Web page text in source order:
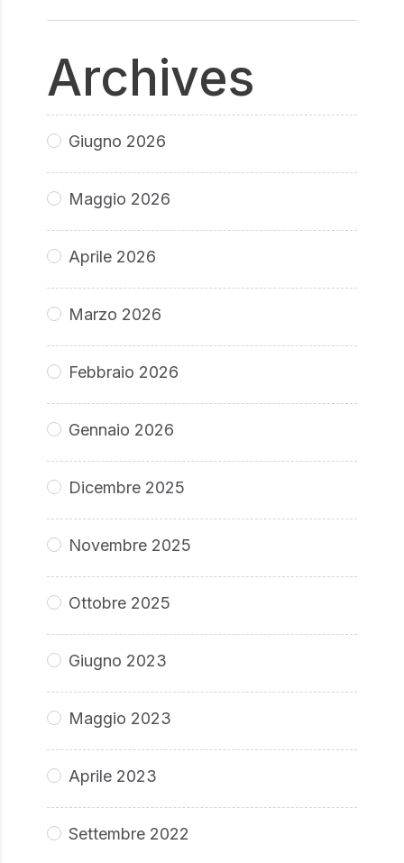
Archives
Giugno 2026
Maggio 2026
Aprile 2026
Marzo 2026
Febbraio 2026
Gennaio 2026
Dicembre 2025
Novembre 2025
Ottobre 2025
Giugno 2023
Maggio 2023
Aprile 2023
Settembre 2022